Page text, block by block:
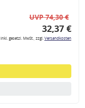
UVP 74,30 €
32,37 €
inkl. gesetzl. MwSt., zzgl.Versandkosten